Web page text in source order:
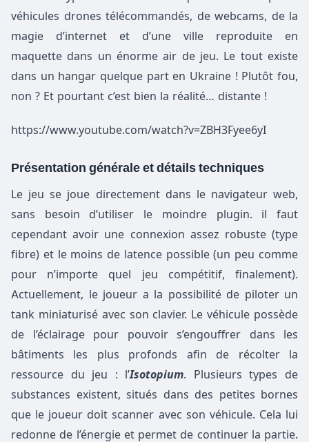
véhicules drones télécommandés, de webcams, de la
magie d’internet et d’une ville reproduite en
maquette dans un énorme air de jeu. Le tout existe
dans un hangar quelque part en Ukraine ! Plutôt fou,
non ? Et pourtant c’est bien la réalité… distante !
https://www.youtube.com/watch?v=ZBH3Fyee6yI
Présentation générale et détails techniques
Le jeu se joue directement dans le navigateur web,
sans besoin d’utiliser le moindre plugin. il faut
cependant avoir une connexion assez robuste (type
fibre) et le moins de latence possible (un peu comme
pour n’importe quel jeu compétitif, finalement).
Actuellement, le joueur a la possibilité de piloter un
tank miniaturisé avec son clavier. Le véhicule possède
de l’éclairage pour pouvoir s’engouffrer dans les
bâtiments les plus profonds afin de récolter la
ressource du jeu : l’Isotopium. Plusieurs types de
substances existent, situés dans des petites bornes
que le joueur doit scanner avec son véhicule. Cela lui
redonne de l’énergie et permet de continuer la partie.